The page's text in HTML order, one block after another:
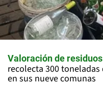
Valoración de residuos
recolecta 300
en sus nueve comunas